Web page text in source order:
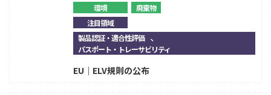
環境
廃棄物
注目領域
製品認証・適合性評価 、
パスポート・トレーサビリティ
EU｜ELV規則の公布